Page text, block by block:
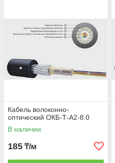
Кабель волоконно-
оптический ОКБ-Т-А2-8.0
В наличии
185 ₸/м